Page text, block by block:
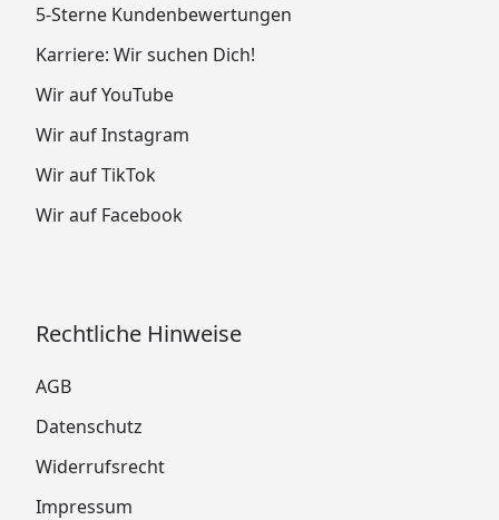
5-Sterne Kundenbewertungen
Karriere: Wir suchen Dich!
Wir auf YouTube
Wir auf Instagram
Wir auf TikTok
Wir auf Facebook
Rechtliche Hinweise
AGB
Datenschutz
Widerrufsrecht
Impressum